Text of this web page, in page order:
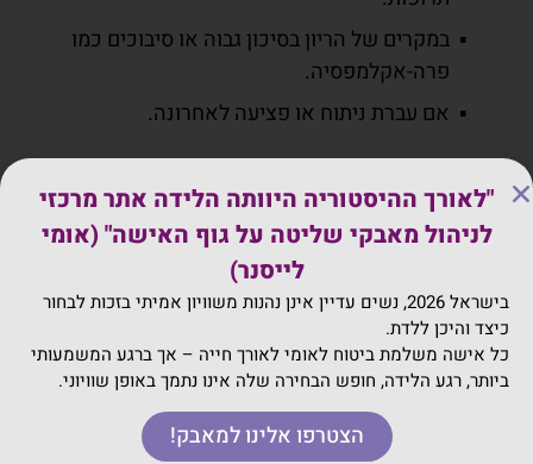
במקרים של הריון בסיכון גבוה או סיבוכים כמו
פרה-אקלמפסיה.
אם עברת ניתוח או פציעה לאחרונה.
במצבים כאלה, חשוב להתייעץ עם הרופא לפני שאת
מתחילה סדרת עיסויים.
מה המחקרים אומרים?
תני לי לספר לך קצת נתונים מעניינים-
שעיסוי יכול להפחית את רמות הקורטיזול אצל נשים
בהריון, מה שעוזר להפחית חרדה ודיכאון.באחד
המחקרים, נשים שקיבלו עיסוי פעמיים בשבוע במשך
סיבוכים
"לאורך ההיסטוריה היוותה הלידה אתר מרכזי
לניהול מאבקי שליטה על גוף האישה" (אומי
לייסנר)
בישראל 2026, נשים עדיין אינן נהנות משוויון אמיתי בזכות לבחור
כיצד והיכן ללדת.
כל אישה משלמת ביטוח לאומי לאורך חייה – אך ברגע המשמעותי
ביותר, רגע הלידה, חופש הבחירה שלה אינו נתמך באופן שוויוני.
הצטרפו אלינו למאבק!